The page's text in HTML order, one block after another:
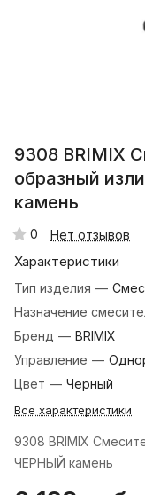
9308 BRIMIX
образный
камень
0 Нет отзывов
Характеристики
Тип изделия —
Назначение
Бренд — BRIMIX
Управление —
Цвет — Черный
Все характеристики
9308 BRIMIX
ЧЕРНЫЙ камень